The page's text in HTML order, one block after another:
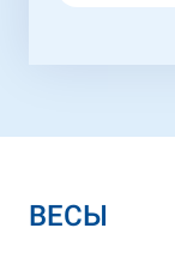
ВЕСЫ